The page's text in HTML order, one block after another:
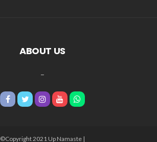
ABOUT US
©Copyright 2021 Up Namaste |